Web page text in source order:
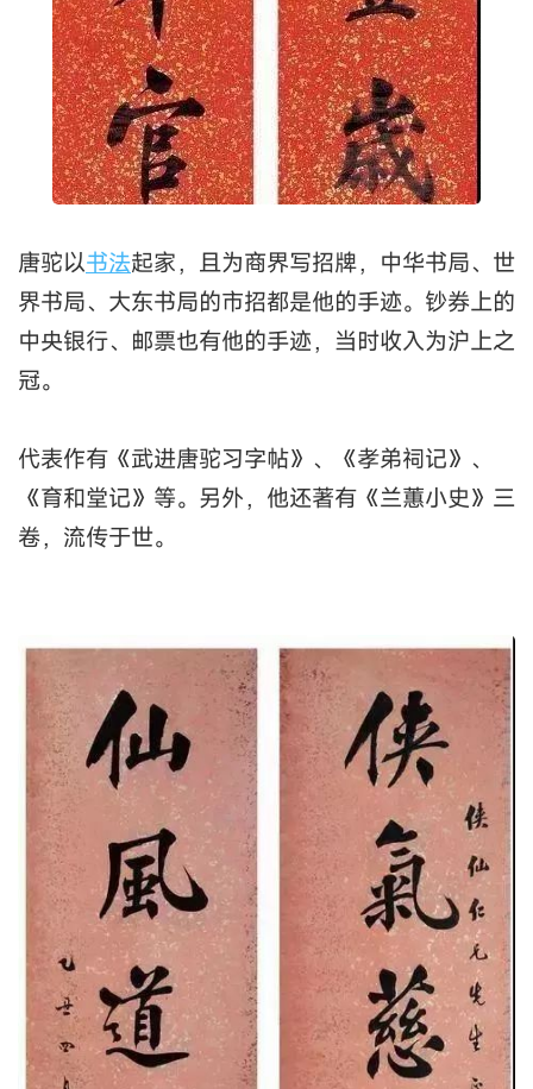
唐驼以书法起家，且为商界写招牌，中华书局、世
界书局、大东书局的市招都是他的手迹。钞券上的
中央银行、邮票也有他的手迹，当时收入为沪上之
冠。
代表作有《武进唐驼习字帖》、《孝弟祠记》、
《育和堂记》等。另外，他还著有《兰蕙小史》三
卷，流传于世。